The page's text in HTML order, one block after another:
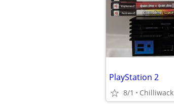
PlayStation 2
8/1 Chilliwack